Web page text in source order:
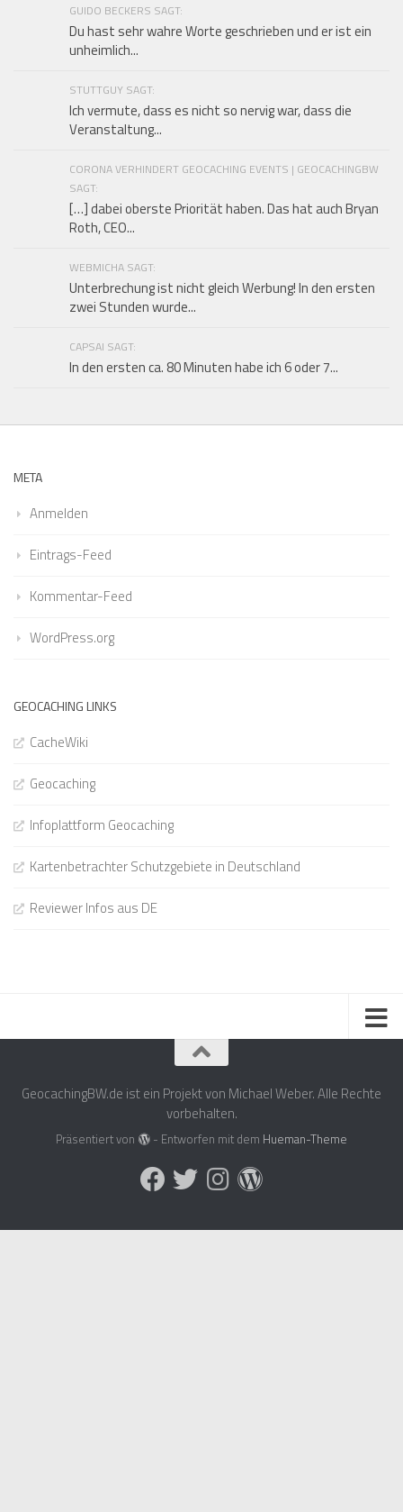
GUIDO BECKERS SAGT:
Du hast sehr wahre Worte geschrieben und er ist ein
unheimlich...
STUTTGUY SAGT:
Ich vermute, dass es nicht so nervig war, dass die
Veranstaltung...
CORONA VERHINDERT GEOCACHING EVENTS | GEOCACHINGBW
SAGT:
[…] dabei oberste Priorität haben. Das hat auch Bryan
Roth, CEO...
WEBMICHA SAGT:
Unterbrechung ist nicht gleich Werbung! In den ersten
zwei Stunden wurde...
CAPSAI SAGT:
In den ersten ca. 80 Minuten habe ich 6 oder 7...
META
Anmelden
Eintrags-Feed
Kommentar-Feed
WordPress.org
GEOCACHING LINKS
CacheWiki
Geocaching
Infoplattform Geocaching
Kartenbetrachter Schutzgebiete in Deutschland
Reviewer Infos aus DE
GeocachingBW.de ist ein Projekt von Michael Weber. Alle Rechte
vorbehalten.
Präsentiert von - Entworfen mit dem Hueman-Theme